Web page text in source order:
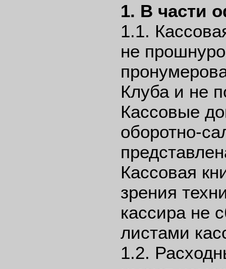
1. В части
1.1.
не
Клуба и не
Кассовые
оборотно-
Кассовая
зрения
кассира не
листами
1.2.